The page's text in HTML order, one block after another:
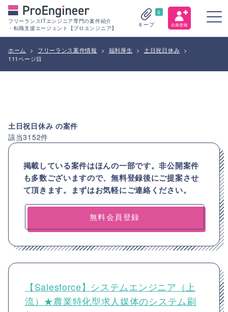
フリーランスITエンジニア専門の案件紹介
・転職支援エージェント【プロエンジニア】
0
キープ
ホーム > フリーランス案件情報 > 福利厚生 > 土日祝日休み >
111ページ目
土日祝日休み の案件
該当3152件
掲載している案件はほんの一部です。非公開案件
も多数ございますので、無料登録後にご提案させ
て頂きます。まずはお気軽にご連絡ください。
無料会員登録
【Salesforce】システムエンジニア（上
流）★農業特化型求人媒体のシステム刷